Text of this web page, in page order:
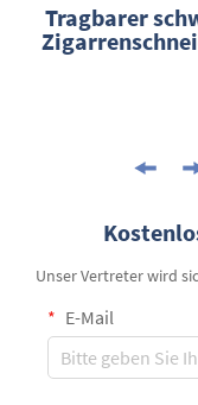
Tragbarer
Unser Vertreter wird
E-Mail